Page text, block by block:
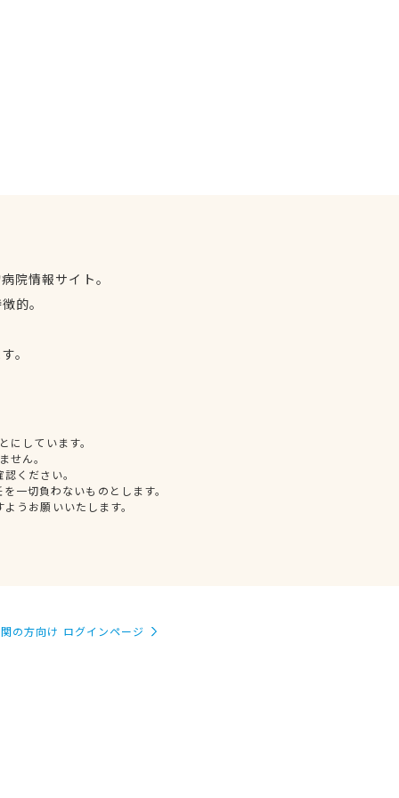
院情報サイト。
的。
。
しています。
せん。
ください。
一切負わないものとします。
うお願いいたします。
の方向け ログインページ